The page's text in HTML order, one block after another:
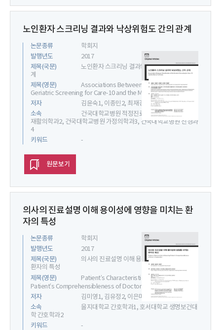
노인환자 스크리닝 결과와 낙상위험도 간의 관계
논문종류
학회지
발행년도
2017
제목(국문)
노인환자 스크리닝 결과와 낙상위험도 간의 관
계
제목(영문)
Associations Between Classification of the
Geriatric Screening for Care-10 and the Morse Fall Scale
저자
김윤숙1, 이종민2, 최재경3, 신진영3, 한설희4
소속
건국대학교병원 적정진료팀1, 건국대학교병원
재활의학과2, 건국대학교병원 가정의학과3, 건국대학교병원 신경과
4
키워드
-
원문보기
의사의 진료설명 이해 용이성에 영향을 미치는 환
자의 특성
논문종류
학회지
발행년도
2017
제목(국문)
의사의 진료설명 이해 용이성에 영향을 미치는
환자의 특성
제목(영문)
Patient’s Characteristics Influencing
Patient’s Comprehensibleness of Doctor’s Explanation
저자
김미영1, 김유정2, 이은미2
소속
을지대학교 간호학과1, 호서대학교 생명보건대
학 간호학과2
키워드
-